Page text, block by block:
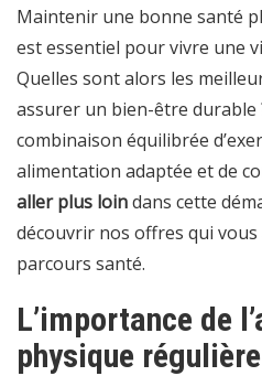
Maintenir une bonne santé
est essentiel pour vivre une
Quelles sont alors les
assurer un bien-être durable
combinaison équilibrée
alimentation adaptée et de
aller plus loindans cette
découvrir nos offres qui
parcours santé.
L’importance de
physique régulière